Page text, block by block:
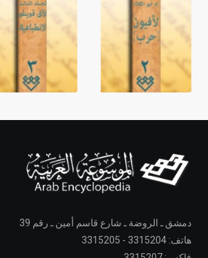
دمشق ـ الروضة ـ شارع قاسم أمين ـ رقم 39
هاتف: 3315204 - 3315205